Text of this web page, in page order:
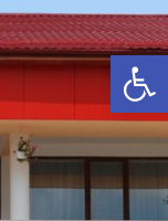
Deschide bara de unelte